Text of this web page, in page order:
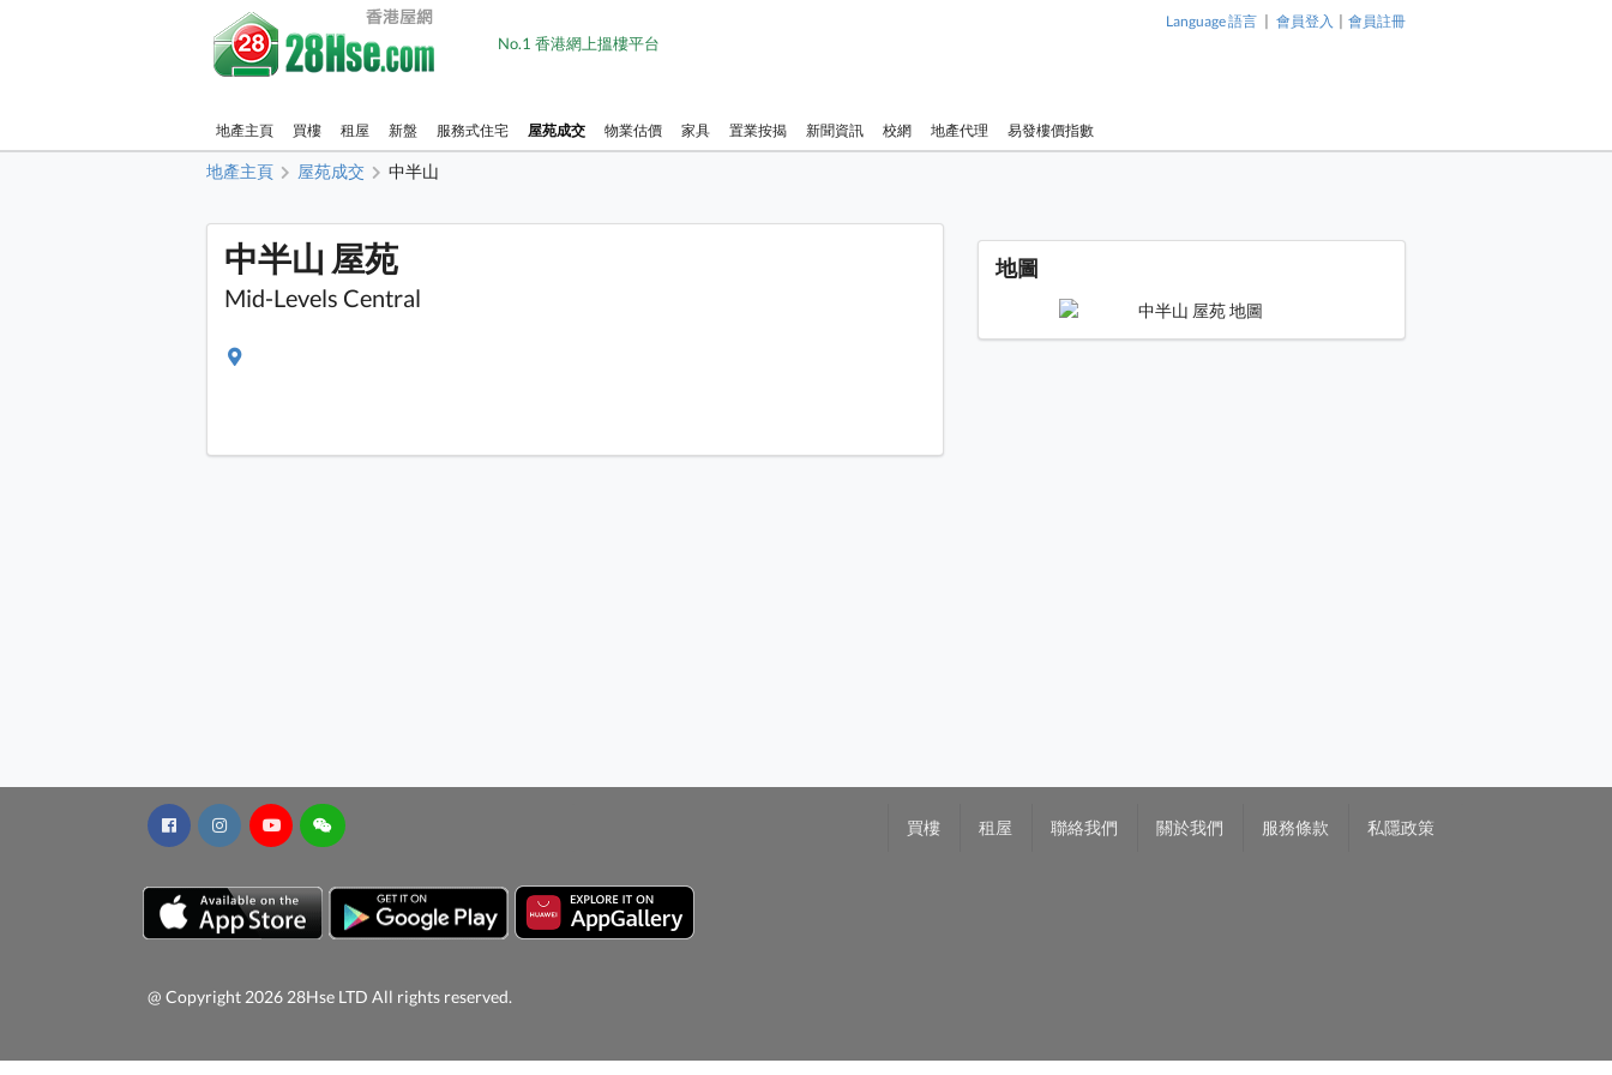
No.1 香港網上搵樓平台
Language 語言 | 會員登入 | 會員註冊
地產主頁 買樓 租屋 新盤 服務式住宅 屋苑成交 物業估價 家具 置業按揭 新聞資訊 校網 地產代理 易發樓價指數
地產主頁 屋苑成交 中半山
中半山 屋苑
Mid-Levels Central
地圖
買樓 租屋 聯絡我們 關於我們 服務條款 私隱政策
@ Copyright 2026 28Hse LTD All rights reserved.